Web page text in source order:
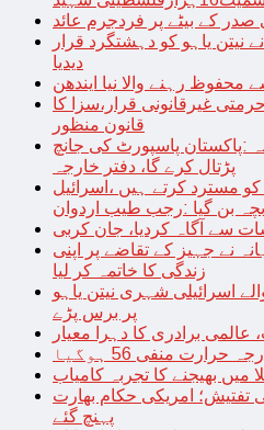
صدر کے بیٹے پر فردجرم عائد
نیتن یاہو کو دہشتگرد قرار
دیدیا
محفوظ رہنے والا نیا ایندھن
غیرقانونی قرار،سزا کا
قانون منظور
:پاکستان پاسپورٹ کی جانچ
پڑتال کرے گا، دفتر خارجہ
مسترد کرتے ہیں ،اسرائیل
بن گیا :رجب طیب اردوان
سے آگاہ کردیا، جان کربی
شاہانہ نے جہیز کے تقاضے پر اپنی
زندگی کا خاتمہ کر لیا
اسرائیلی شہری نیتن یاہو
پر برس پڑے
عالمی برادری کا دہرا معیار
حرارت منفی 56 ہوگیا
میں بھیجنے کا تجربہ کامیاب
امریکی حکام بھارت
پہنچ گئے